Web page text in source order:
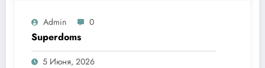
Admin 0
Superdoms
5 Июня, 2026